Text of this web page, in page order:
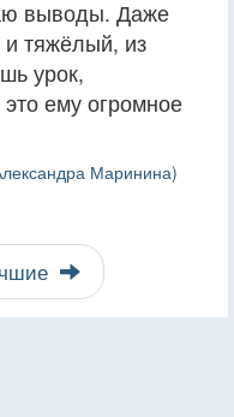
выводы. Даже
и тяжёлый, из
урок,
ему огромное
Маринина)